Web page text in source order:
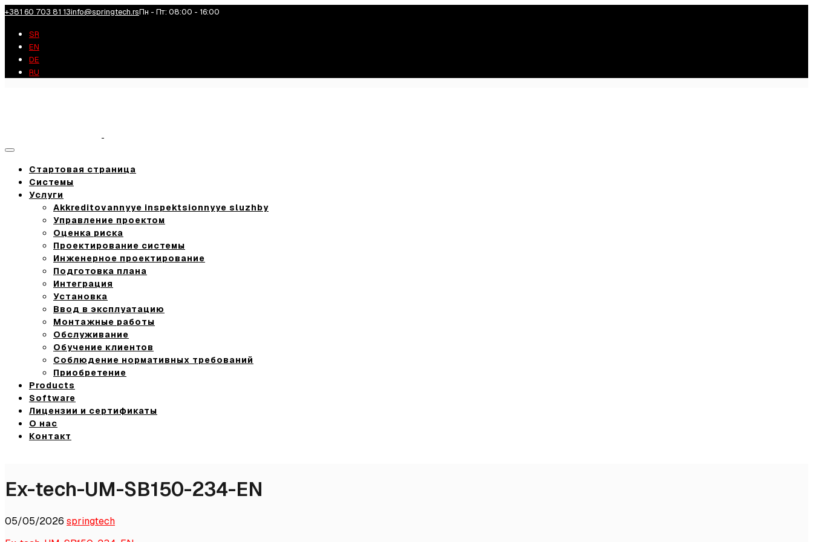
+381 60 703 81 13info@springtech.rsПн - Пт: 08:00 - 16:00
SR
EN
DE
RU
Toggle
Стартовая страница
Системы
Услуги
Akkreditovannyye inspektsionnyye sluzhby
Управление проектом
Оценка риска
Проектирование системы
Инженерное проектирование
Подготовка плана
Интеграция
Установка
Ввод в эксплуатацию
Монтажные работы
Обслуживание
Обучение клиентов
Соблюдение нормативных требований
Приобретение
Products
Software
Лицензии и сертификаты
О нас
Контакт
Ex-tech-UM-SB150-234-EN
05/05/2026 springtech